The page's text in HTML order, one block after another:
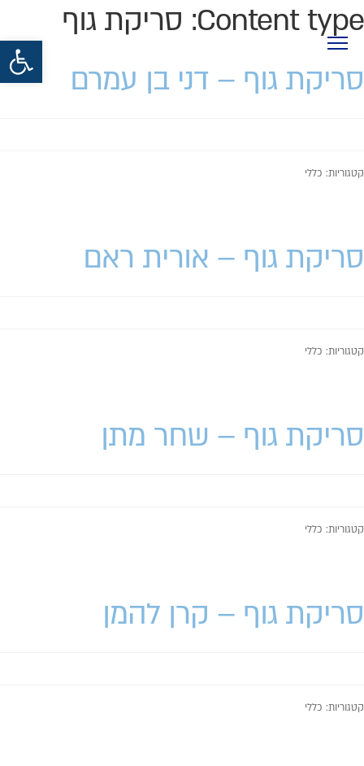
פתח סרגל נגישות
Content type: סריקת גוף
סריקת גוף – דני בן עמרם
קטגוריות: כללי
סריקת גוף – אורית ראם
קטגוריות: כללי
סריקת גוף – שחר מתן
קטגוריות: כללי
סריקת גוף – קרן להמן
קטגוריות: כללי